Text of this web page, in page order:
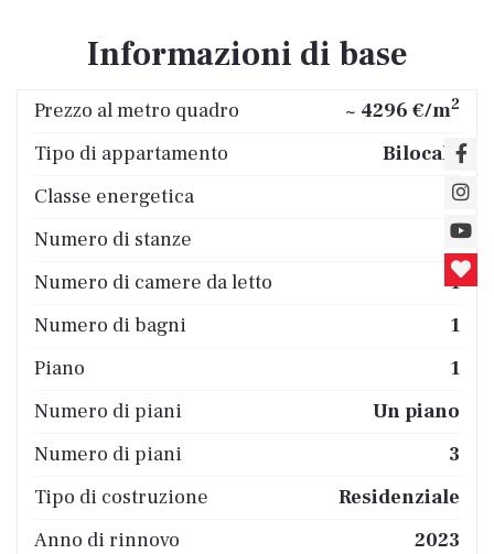
Informazioni di base
Prezzo al metro quadro ~ 4296 €/m2
Tipo di appartamento
Bilocale
Classe energetica
B
Numero di stanze
2
Numero di camere da letto
1
Numero di bagni
1
Piano
1
Numero di piani
Un piano
Numero di piani
3
Tipo di costruzione
Residenziale
Anno di rinnovo
2023